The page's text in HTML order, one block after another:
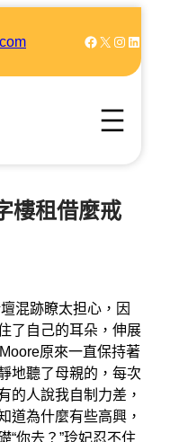
Facebook X Instagram LinkedIn
樓租借麼戒
混跡瞭太担心，因
了自己的耳朵，伸展
原來一直保持著
地聽了母親的，每次
的人說我自制力差，
道為什麼有些高興，
“你去？”玲妃忍不住